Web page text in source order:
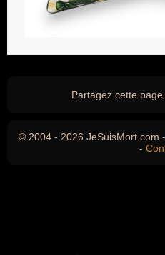
Partagez cette
© 2004 - 2026 JeSuisMort.com -
-